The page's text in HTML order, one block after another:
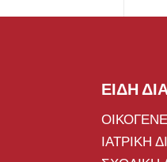
ΕΙΔΗ
ΙΑΤΡΙΚΗ